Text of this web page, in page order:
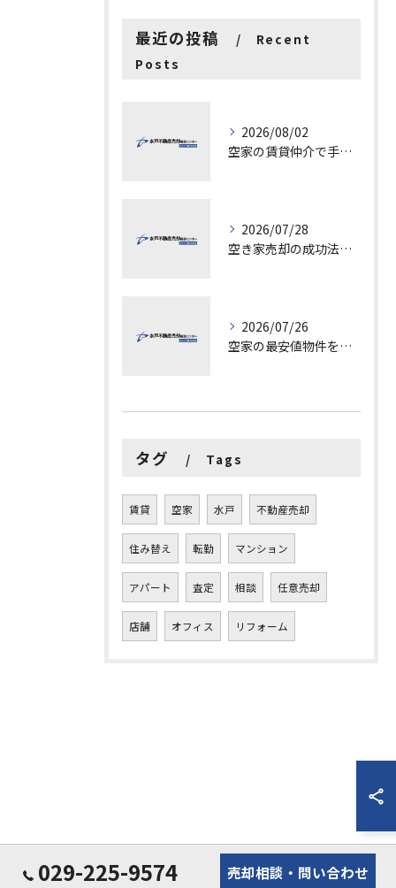
最近の投稿
Recent
Posts
2026/08/02
空家の賃貸仲介で手数料と上限を徹底解説し200万円物件の注意点も紹介
2026/07/28
空き家売却の成功法と注意点
2026/07/26
空家の最安値物件を茨城県水戸市つくば市で探す方法と賢い売却ポイントを徹底解説
タグ Tags
賃貸 空家 水戸 不動産売却
住み替え 転勤 マンション
アパート 査定 相談 任意売却
店舗 オフィス リフォーム
029-225-9574 売却相談・問い合わせ